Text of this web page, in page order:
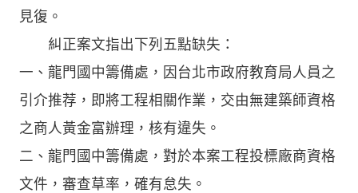
見復。
糾正案文指出下列五點缺失：
一、龍門國中籌備處，因台北市政府教育局人員之
引介推荐，即將工程相關作業，交由無建築師資格
之商人黃金富辦理，核有違失。
二、龍門國中籌備處，對於本案工程投標廠商資格
文件，審查草率，確有怠失。